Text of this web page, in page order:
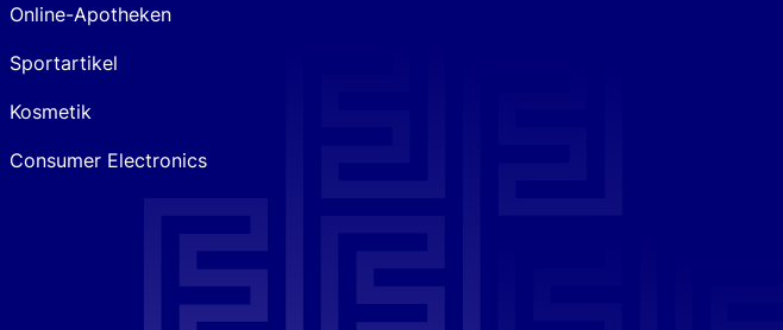
Online-Apotheken
Sportartikel
Kosmetik
Consumer Electronics